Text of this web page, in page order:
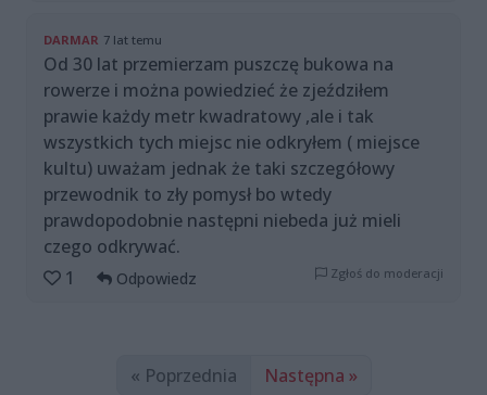
DARMAR 7 lat temu
Od 30 lat przemierzam puszczę bukowa na
rowerze i można powiedzieć że zjeździłem
prawie każdy metr kwadratowy ,ale i tak
wszystkich tych miejsc nie odkryłem ( miejsce
kultu) uważam jednak że taki szczegółowy
przewodnik to zły pomysł bo wtedy
prawdopodobnie następni niebeda już mieli
czego odkrywać.
1
Odpowiedz Zgłoś do moderacji
« Poprzednia Następna »